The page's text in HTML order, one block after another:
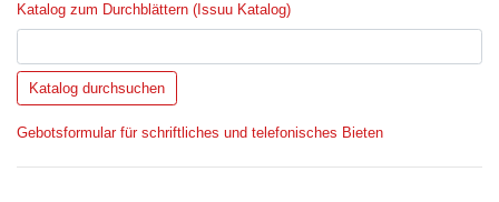
Katalog zum Durchblättern (Issuu Katalog)
Gebotsformular für schriftliches und telefonisches Bieten